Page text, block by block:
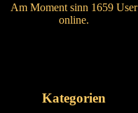
Am Moment sinn 1659 User
online.
Kategorien